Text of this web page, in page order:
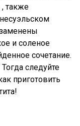
, также
и соленое
сочетание.
следуйте
приготовить